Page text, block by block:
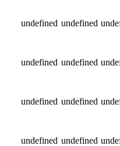
undefined undefined
undefined undefined
undefined undefined
undefined undefined